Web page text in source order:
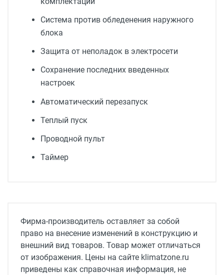
Система против обледенения наружного
блока
Защита от неполадок в электросети
Сохранение последних введенных
настроек
Автоматический перезапуск
Теплый пуск
Проводной пульт
Таймер
нет
Расход воздуха, (макс./сред./мин.) м3/ч
2200
Фирма-производитель оставляет за собой
право на внесение изменений в конструкцию и
внешний вид товаров. Товар может отличаться
от изображения. Цены на сайте klimatzone.ru
приведены как справочная информация, не